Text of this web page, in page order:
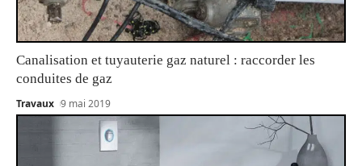
Canalisation et tuyauterie gaz naturel : raccorder les
conduites de gaz
Travaux 9 mai 2019